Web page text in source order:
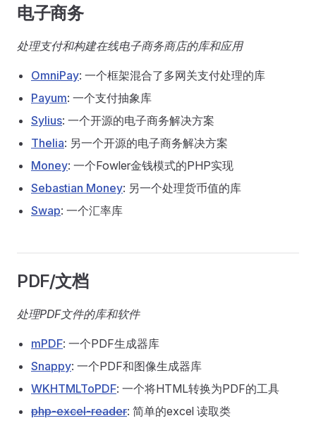
电子商务
处理支付和构建在线电子商务商店的库和应用
OmniPay: 一个框架混合了多网关支付处理的库
Payum: 一个支付抽象库
Sylius: 一个开源的电子商务解决方案
Thelia: 另一个开源的电子商务解决方案
Money: 一个Fowler金钱模式的PHP实现
Sebastian Money: 另一个处理货币值的库
Swap: 一个汇率库
PDF/文档
处理PDF文件的库和软件
mPDF: 一个PDF生成器库
Snappy: 一个PDF和图像生成器库
WKHTMLToPDF: 一个将HTML转换为PDF的工具
php-excel-reader: 简单的excel 读取类